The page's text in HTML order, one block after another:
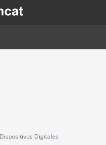
una nova finestra.
Digitales